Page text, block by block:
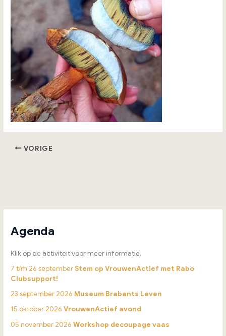
VORIGE
Agenda
Klik op de activiteit voor meer informatie.
7 t/m 26 septemberStem op VrouwenActief met Rabo
Clubsupport!
23 september 2026 Museum Brabants Leven
15 oktober 2026VrouwenActief avond
05 november 2026Workshop decoupage vaas